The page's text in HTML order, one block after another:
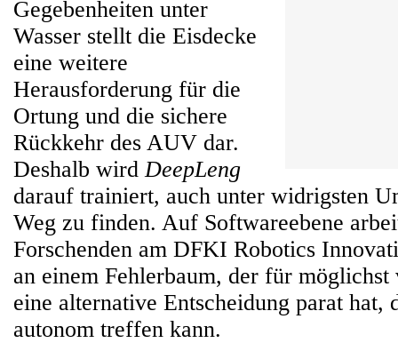
Gegebenheiten unter
Wasser stellt die Eisdecke
eine weitere
Herausforderung für die
Ortung und die sichere
Rückkehr des AUV dar.
Deshalb wirdDeepLeng
darauf trainiert, auch unter widrigsten
Weg zu finden. Auf Softwareebene
Forschenden am DFKI Robotics
an einem Fehlerbaum, der für möglichst
eine alternative Entscheidung parat hat,
autonom treffen kann.